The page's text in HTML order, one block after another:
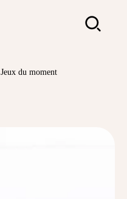
Rechercher
Jeux du moment